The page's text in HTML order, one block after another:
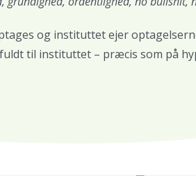
og instituttet ejer
til instituttet – præcis som på